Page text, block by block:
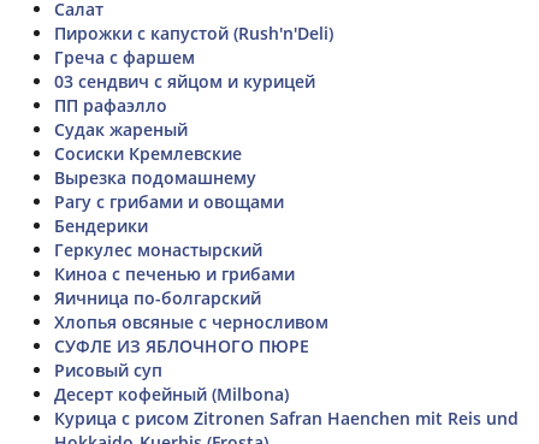
Салат
Пирожки с капустой (Rush'n'Deli)
Греча с фаршем
03 сендвич с яйцом и курицей
ПП рафаэлло
Судак жареный
Сосиски Кремлевские
Вырезка подомашнему
Рагу с грибами и овощами
Бендерики
Геркулес монастырский
Киноа с печенью и грибами
Яичница по-болгарский
Хлопья овсяные с черносливом
СУФЛЕ ИЗ ЯБЛОЧНОГО ПЮРЕ
Рисовый суп
Десерт кофейный (Milbona)
Курица с рисом Zitronen Safran Haenchen mit Reis und